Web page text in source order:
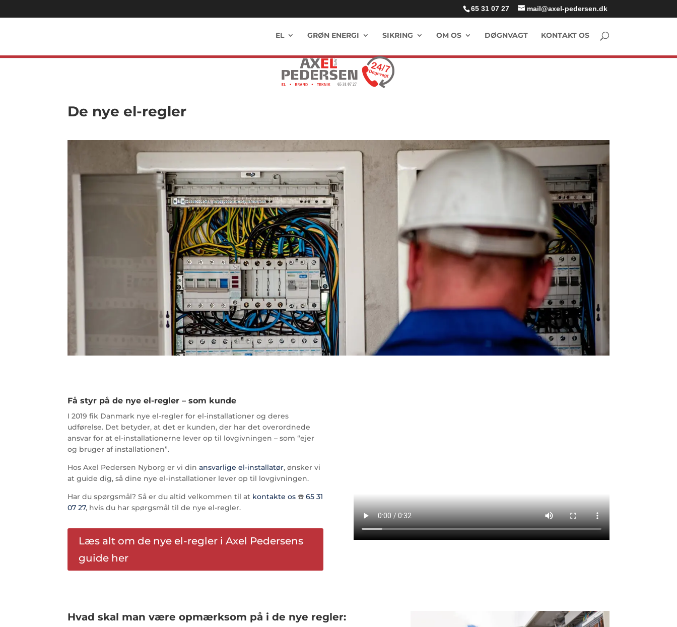
65 31 07 27 mail@axel-pedersen.dk
EL GRØN ENERGI
PANASONIC LUFT LUFT VARMEPUMPER
SIKRING OM OS DØGNVAGT KONTAKT OS
De nye el-regler
Få styr på de nye el-regler – som kunde
I 2019 fik Danmark nye el-regler for el-installationer og deres
udførelse. Det betyder, at det er kunden, der har det overordnede
ansvar for at el-installationerne lever op til lovgivningen – som “ejer
og bruger af installationen”.
Hos Axel Pedersen Nyborg er vi dinansvarlige el-installatør, ønsker vi
at guide dig, så dine nye el-installationer lever op til lovgivningen.
Har du spørgsmål? Så er du altid velkommen til at kontakte os ☎️65 31
07 27, hvis du har spørgsmål til de nye el-regler.
Læs alt om de nye el-regler i Axel Pedersens
guide her
Hvad skal man være opmærksom på i de nye regler: